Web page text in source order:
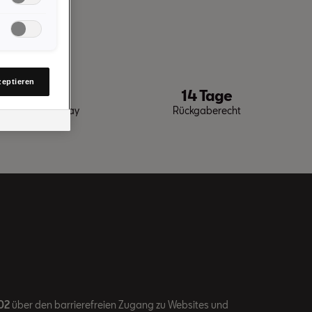
oder Apple Pay
14 Tage
Rückgaberecht
über den barrierefreien Zugang zu Websites und
Sie
Link auf